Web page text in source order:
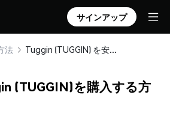
サインアップ
法 Tuggin (TUGGIN) を安全に購入・保管
(TUGGIN)を購入する方